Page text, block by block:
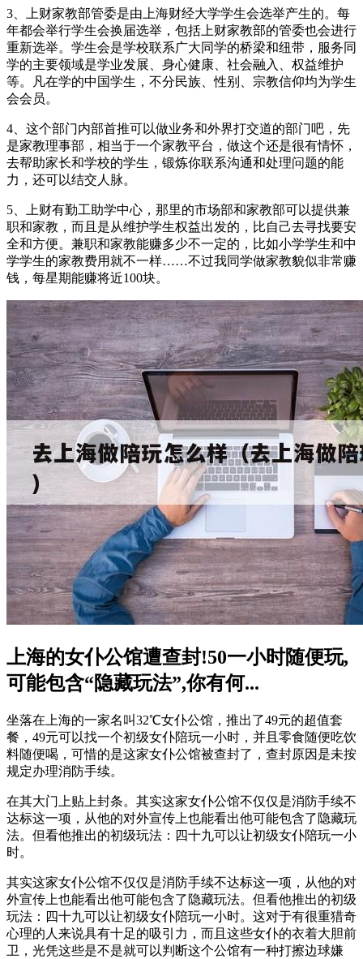
3、上财家教部管委是由上海财经大学学生会选举产生的。每
年都会举行学生会换届选举，包括上财家教部的管委也会进行
重新选举。学生会是学校联系广大同学的桥梁和纽带，服务同
学的主要领域是学业发展、身心健康、社会融入、权益维护
等。凡在学的中国学生，不分民族、性别、宗教信仰均为学生
会会员。
4、这个部门内部首推可以做业务和外界打交道的部门吧，先
是家教理事部，相当于一个家教平台，做这个还是很有情怀，
去帮助家长和学校的学生，锻炼你联系沟通和处理问题的能
力，还可以结交人脉。
5、上财有勤工助学中心，那里的市场部和家教部可以提供兼
职和家教，而且是从维护学生权益出发的，比自己去寻找要安
全和方便。兼职和家教能赚多少不一定的，比如小学学生和中
学学生的家教费用就不一样……不过我同学做家教貌似非常赚
钱，每星期能赚将近100块。
上海的女仆公馆遭查封!50一小时随便玩,
可能包含“隐藏玩法”,你有何...
坐落在上海的一家名叫32℃女仆公馆，推出了49元的超值套
餐，49元可以找一个初级女仆陪玩一小时，并且零食随便吃饮
料随便喝，可惜的是这家女仆公馆被查封了，查封原因是未按
规定办理消防手续。
在其大门上贴上封条。其实这家女仆公馆不仅仅是消防手续不
达标这一项，从他的对外宣传上也能看出他可能包含了隐藏玩
法。但看他推出的初级玩法：四十九可以让初级女仆陪玩一小
时。
其实这家女仆公馆不仅仅是消防手续不达标这一项，从他的对
外宣传上也能看出他可能包含了隐藏玩法。但看他推出的初级
玩法：四十九可以让初级女仆陪玩一小时。这对于有很重猎奇
心理的人来说具有十足的吸引力，而且这些女仆的衣着大胆前
卫，光凭这些是不是就可以判断这个公馆有一种打擦边球嫌